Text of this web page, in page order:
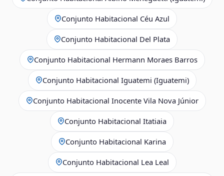
Conjunto Habitacional Céu Azul
Conjunto Habitacional Del Plata
Conjunto Habitacional Hermann Moraes Barros
Conjunto Habitacional Iguatemi (Iguatemi)
Conjunto Habitacional Inocente Vila Nova Júnior
Conjunto Habitacional Itatiaia
Conjunto Habitacional Karina
Conjunto Habitacional Lea Leal